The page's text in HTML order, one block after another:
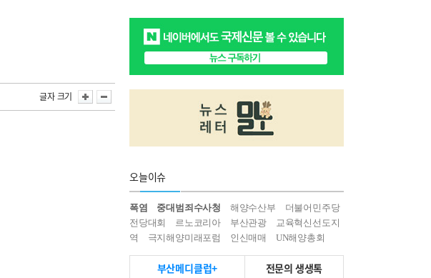
글자 크기
오늘이슈
폭염 중대범죄수사청 해양수산부
더불어민주당
전당대회
르노코리아 부산관광
교육혁신선도지
역
극지해양미래포럼 인신매매 UN해양총회
부산메디클럽+ 전문의 생생톡